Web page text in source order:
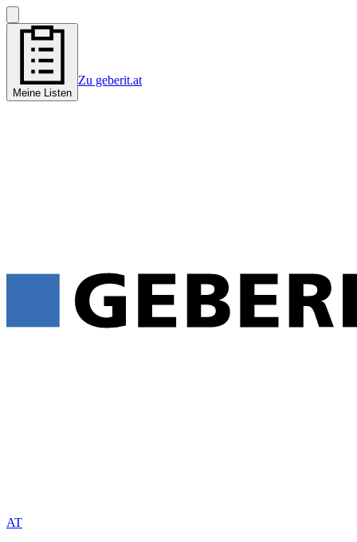
Meine Listen
Zu geberit.at
AT